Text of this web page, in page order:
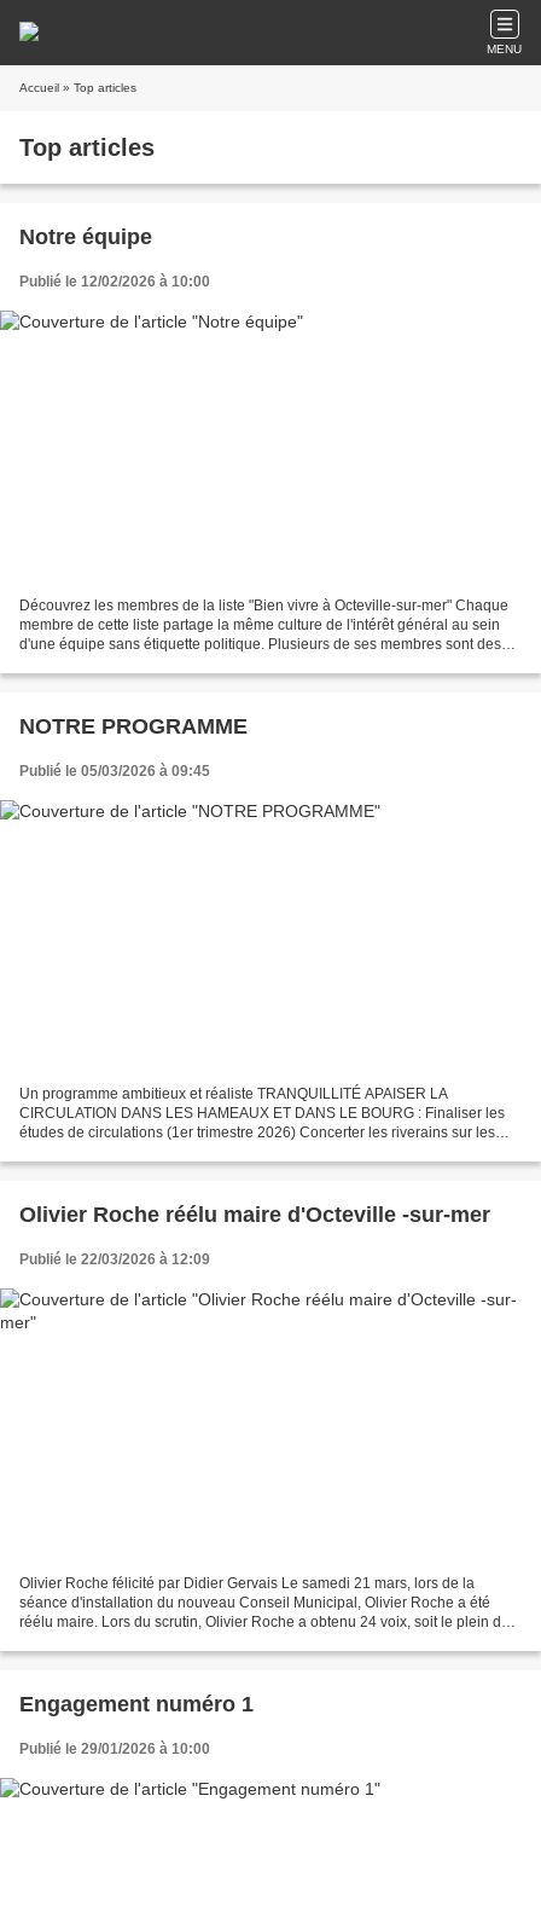
MENU
Accueil » Top articles
Top articles
Notre équipe
Publié le 12/02/2026 à 10:00
Découvrez les membres de la liste "Bien vivre à Octeville-sur-mer" Chaque
membre de cette liste partage la même culture de l'intérêt général au sein
d'une équipe sans étiquette politique. Plusieurs de ses membres sont des
NOTRE PROGRAMME
Publié le 05/03/2026 à 09:45
Un programme ambitieux et réaliste TRANQUILLITÉ APAISER LA
CIRCULATION DANS LES HAMEAUX ET DANS LE BOURG : Finaliser les
études de circulations (1er trimestre 2026) Concerter les riverains sur les
Olivier Roche réélu maire d'Octeville -sur-mer
Publié le 22/03/2026 à 12:09
Olivier Roche félicité par Didier Gervais Le samedi 21 mars, lors de la
séance d'installation du nouveau Conseil Municipal, Olivier Roche a été
réélu maire. Lors du scrutin, Olivier Roche a obtenu 24 voix, soit le plein des
Engagement numéro 1
Publié le 29/01/2026 à 10:00